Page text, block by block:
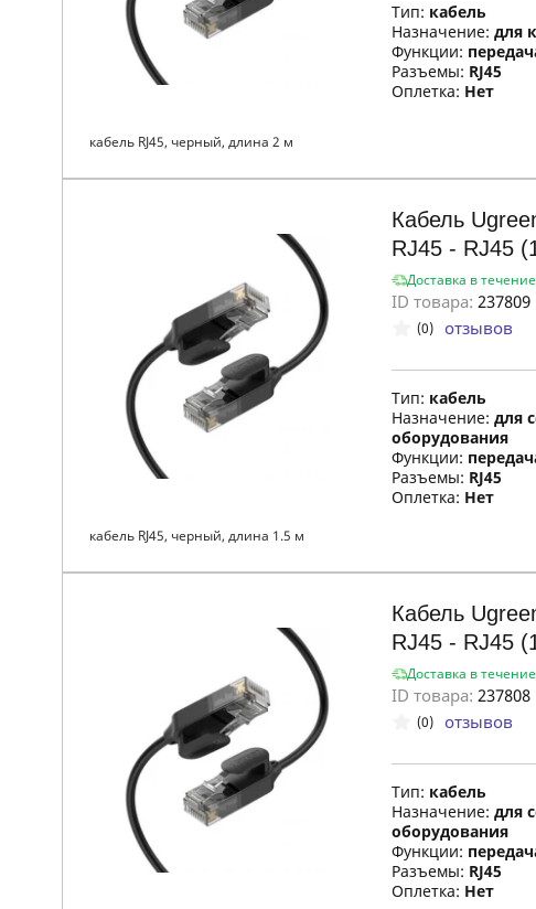
Тип: кабель
Назначение: для
Функции:
Разъемы: RJ45
Оплетка: Нет
кабель RJ45, черный, длина 2 м
Кабель
RJ45 - RJ45
Доставка в
ID товара: 237809
Тип: кабель
Назначение: для
оборудования
Функции:
Разъемы: RJ45
Оплетка: Нет
кабель RJ45, черный, длина 1.5 м
(0) отзывов
Кабель
RJ45 - RJ45
Доставка в
ID товара: 237808
Тип: кабель
Назначение: для
оборудования
Функции:
Разъемы: RJ45
Оплетка: Нет
(0) отзывов